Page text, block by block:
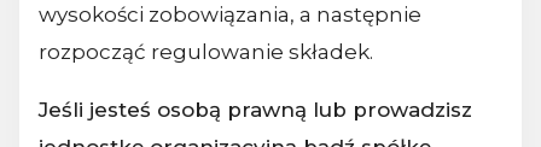
wysokości zobowiązania, a następnie
rozpocząć regulowanie składek.
Jeśli jesteś osobą prawną lub prowadzisz